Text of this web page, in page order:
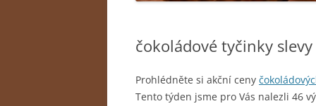
čokoládové tyčinky
Prohlédněte si akční ceny
Tento týden jsme pro Vás nalezli 46